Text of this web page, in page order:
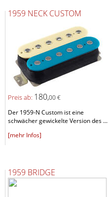
1959 NECK CUSTOM
Preis ab: 180,00 €
Der 1959-N Custom ist eine
schwächer gewickelte Version des ...
[mehr Infos]
1959 BRIDGE